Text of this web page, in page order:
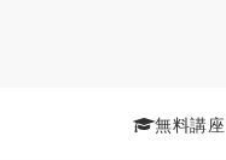
無料講座